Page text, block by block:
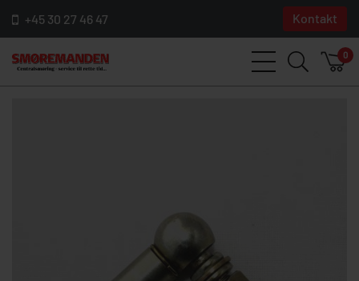
+45 30 27 46 47 Kontakt
0